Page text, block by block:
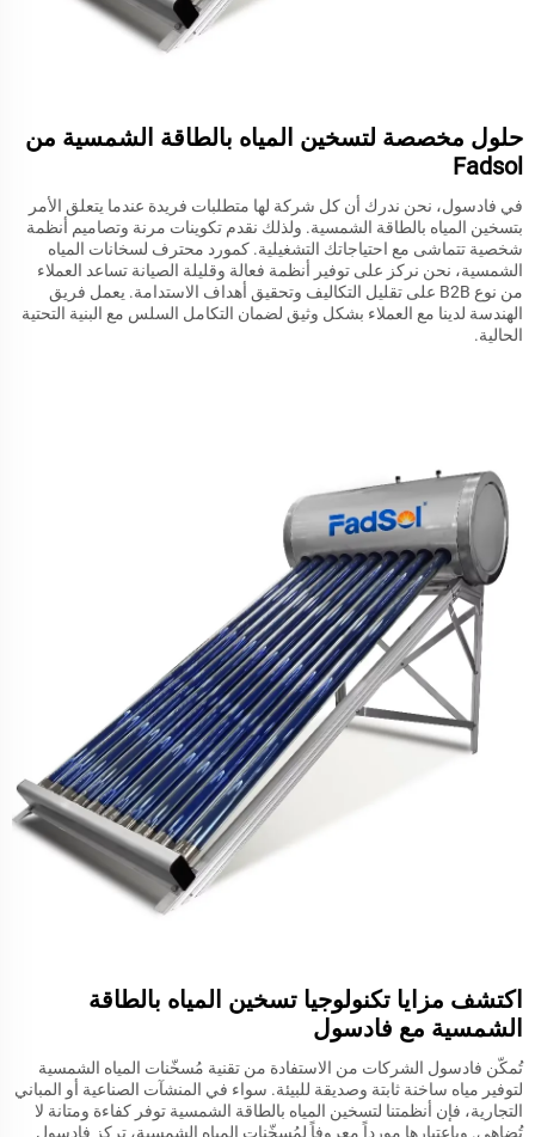
حلول مخصصة لتسخين المياه بالطاقة الشمسية من
Fadsol
في فادسول، نحن ندرك أن كل شركة لها متطلبات فريدة عندما يتعلق الأمر
بتسخين المياه بالطاقة الشمسية. ولذلك نقدم تكوينات مرنة وتصاميم أنظمة
شخصية تتماشى مع احتياجاتك التشغيلية. كمورد محترف لسخانات المياه
الشمسية، نحن نركز على توفير أنظمة فعالة وقليلة الصيانة تساعد العملاء
من نوع B2B على تقليل التكاليف وتحقيق أهداف الاستدامة. يعمل فريق
الهندسة لدينا مع العملاء بشكل وثيق لضمان التكامل السلس مع البنية التحتية
الحالية.
اكتشف مزايا تكنولوجيا تسخين المياه بالطاقة
الشمسية مع فادسول
تُمكّن فادسول الشركات من الاستفادة من تقنية مُسخّنات المياه الشمسية
لتوفير مياه ساخنة ثابتة وصديقة للبيئة. سواء في المنشآت الصناعية أو المباني
التجارية، فإن أنظمتنا لتسخين المياه بالطاقة الشمسية توفر كفاءة ومتانة لا
تُضاهى. وباعتبارها مورداً معروفاً لمُسخّنات المياه الشمسية، تركز فادسول